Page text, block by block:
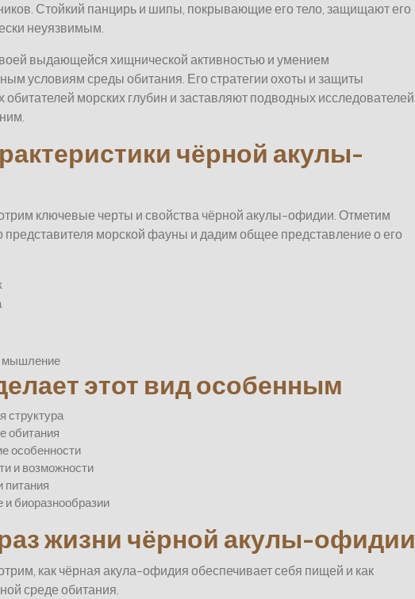
Стойкий панцирь и шипы, покрывающие его тело, защищают его
неуязвимым.
выдающейся хищнической активностью и умением
условиям среды обитания. Его стратегии охоты и защиты
морских глубин и заставляют подводных исследователей
чёрной акулы-
ключевые черты и свойства чёрной акулы-офидии. Отметим
представителя морской фауны и дадим общее представление о его
мышление
этот вид особенным
структура
обитания
особенности
и возможности
питания
и биоразнообразии
жизни чёрной акулы-офидии
как чёрная акула-офидия обеспечивает себя пищей и как
среде обитания.